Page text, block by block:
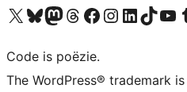
Bezoek ons X (voorheen Twitter) account
Bezoek ons Bluesky account
Bezoek ons Mastodon account
Bezoek ons Threads account
Onze Facebook pagina bezoeken
Bezoek ons Instagram account
Bezoek ons LinkedIn
Bezoek ons TikTok
Bezoek ons
Code is poëzie.
The WordPress® trademark